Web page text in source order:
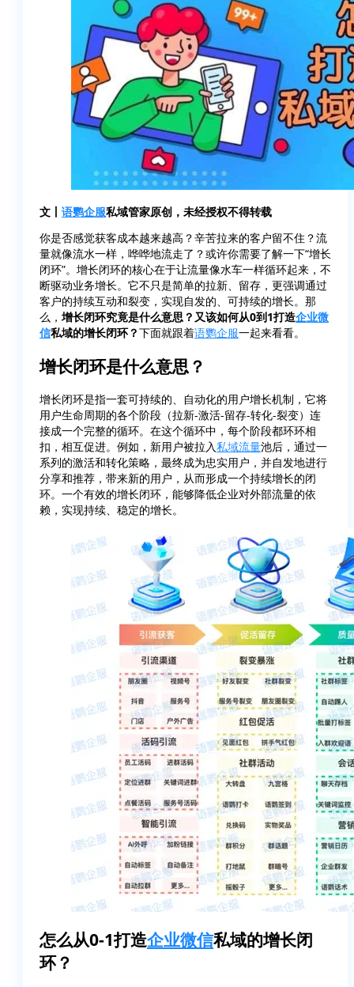
文丨 语鹦企服私域管家原创，未经授权不得转载
你是否感觉获客成本越来越高？辛苦拉来的客户留不住？流
量就像流水一样，哗哗地流走了？或许你需要了解一下“增长
闭环”。增长闭环的核心在于让流量像水车一样循环起来，不
断驱动业务增长。它不只是简单的拉新、留存，更强调通过
客户的持续互动和裂变，实现自发的、可持续的增长。那
么， 增长闭环究竟是什么意思？又该如何从0到1打造企业微
信私域的增长闭环？下面就跟着语鹦企服一起来看看。
增长闭环是什么意思？
增长闭环是指一套可持续的、自动化的用户增长机制，它将
用户生命周期的各个阶段（拉新-激活-留存-转化-裂变）连
接成一个完整的循环。在这个循环中，每个阶段都环环相
扣，相互促进。例如，新用户被拉入私域流量池后，通过一
系列的激活和转化策略，最终成为忠实用户，并自发地进行
分享和推荐，带来新的用户，从而形成一个持续增长的闭
环。一个有效的增长闭环，能够降低企业对外部流量的依
赖，实现持续、稳定的增长。
怎么从0-1打造企业微信私域的增长闭
环？